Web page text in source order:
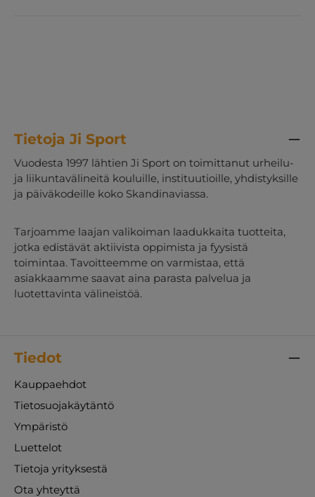
Tietoja Ji Sport
Vuodesta 1997 lähtien Ji Sport on toimittanut urheilu-
ja liikuntavälineitä kouluille, instituutioille, yhdistyksille
ja päiväkodeille koko Skandinaviassa.
Tarjoamme laajan valikoiman laadukkaita tuotteita,
jotka edistävät aktiivista oppimista ja fyysistä
toimintaa. Tavoitteemme on varmistaa, että
asiakkaamme saavat aina parasta palvelua ja
luotettavinta välineistöä.
Tiedot
Kauppaehdot
Tietosuojakäytäntö
Ympäristö
Luettelot
Tietoja yrityksestä
Ota yhteyttä